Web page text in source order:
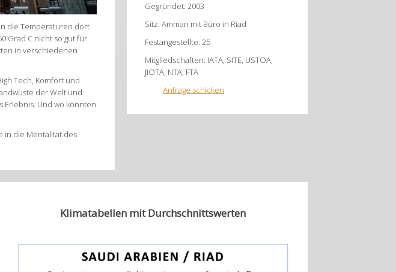
die Temperaturen dort
Grad C nicht so gut für
in verschiedenen
Tech, Komfort und
der Welt und
Erlebnis. Und wo könnten
in die Mentalität des
Gegründet: 2003
Sitz: Amman mit Büro in Riad
Festangestellte: 25
Mitgliedschaften: IATA, SITE, USTOA,
JIOTA, NTA, FTA
Anfrage schicken
Klimatabellen mit Durchschnittswerten